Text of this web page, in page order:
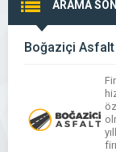
ARAMA
Boğaziçi Asfalt